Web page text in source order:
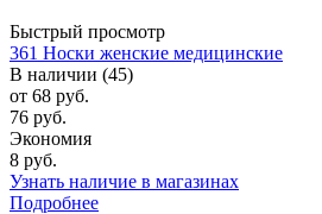
Быстрый просмотр
361 Носки женские медицинские
В наличии (45)
от 68 руб.
76 руб.
Экономия
8 руб.
Узнать наличие в магазинах
Подробнее